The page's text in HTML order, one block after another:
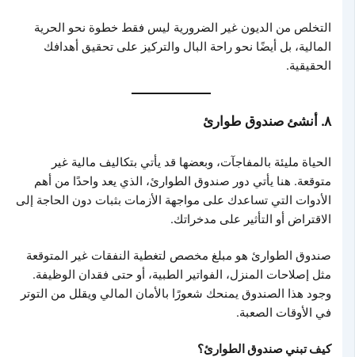
التخلص من الديون غير الضرورية ليس فقط خطوة نحو الحرية
المالية، بل أيضًا نحو راحة البال والتركيز على تحقيق أهدافك
الحقيقية.
٨. أنشئ صندوق طوارئ
الحياة مليئة بالمفاجآت، وبعضها قد يأتي بتكاليف مالية غير
متوقعة. هنا يأتي دور صندوق الطوارئ، الذي يعد واحدًا من أهم
الأدوات التي تساعدك على مواجهة الأزمات بثبات دون الحاجة إلى
الاقتراض أو التأثير على مدخراتك.
صندوق الطوارئ هو مبلغ مخصص لتغطية النفقات غير المتوقعة
مثل إصلاحات المنزل، الفواتير الطبية، أو حتى فقدان الوظيفة.
وجود هذا الصندوق يمنحك شعورًا بالأمان المالي ويقلل من التوتر
في الأوقات الصعبة.
كيف تبني صندوق الطوارئ؟